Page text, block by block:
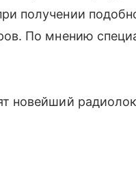
получении
По мнению
новейший